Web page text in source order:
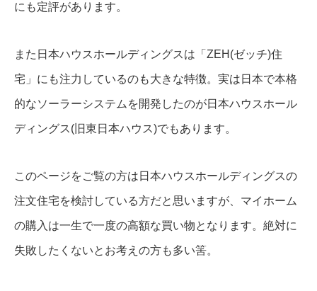
にも定評があります。
また日本ハウスホールディングスは「ZEH(ゼッチ)住
宅」にも注力しているのも大きな特徴。実は日本で本格
的なソーラーシステムを開発したのが日本ハウスホール
ディングス(旧東日本ハウス)でもあります。
このページをご覧の方は日本ハウスホールディングスの
注文住宅を検討している方だと思いますが、マイホーム
の購入は一生で一度の高額な買い物となります。絶対に
失敗したくないとお考えの方も多い筈。